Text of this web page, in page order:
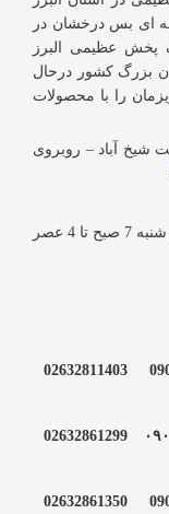
ای بس درخشان در
پخش عظیمی البرز
بزرگ کشور درحال
را با محصولات
شیخ آباد – روبروی
شنبه تا چهارشنبه از ساعت 7 صبح تا 18 – پنج شنبه 7 صبح تا 4 عصر
02632811403
02632861299
02632861350